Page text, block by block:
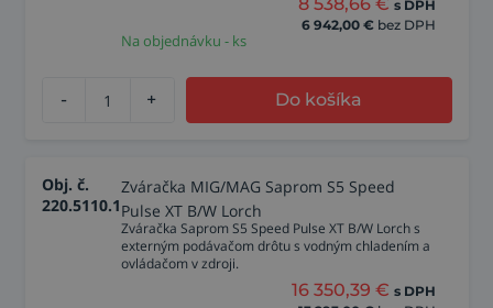
s DPH
6 942,00 € bez DPH
Na objednávku - ks
- + Do košíka
Obj. č.
220.5110.1
Zváračka MIG/MAG Saprom S5 Speed
Pulse XT B/W Lorch
Zváračka Saprom S5 Speed Pulse XT B/W Lorch s
externým podávačom drôtu s vodným chladením a
ovládačom v zdroji.
16 350,39 € s DPH